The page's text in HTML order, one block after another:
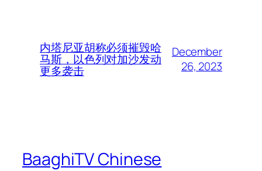
内塔尼亚胡称必须摧毁哈
马斯，以色列对加沙发动
更多袭击
December
26, 2023
BaaghiTV Chinese